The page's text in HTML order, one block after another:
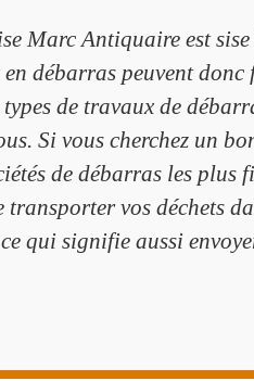
Marc Antiquaire est
débarras peuvent
de travaux de
Si vous cherchez un
de débarras les
transporter vos déchets
qui signifie aussi